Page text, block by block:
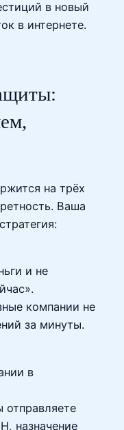
в новый
в интернете.
на трёх
Ваша
и не
компании не
за минуты.
в
назначение